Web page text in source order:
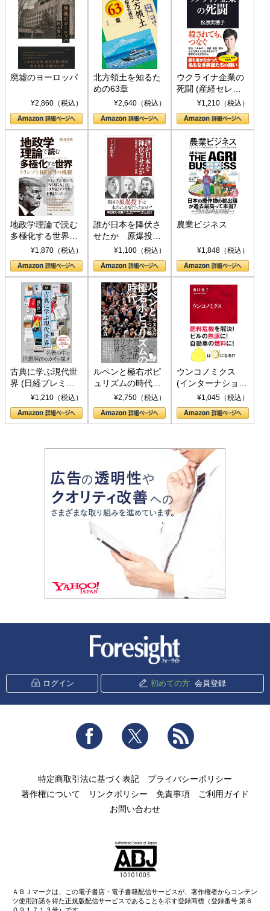
廃墟のヨーロッパ
¥2,860（税込）
北方領土を知るた
めの63章
¥2,640（税込）
ウクライナ企業の
死闘 (産経セレク
ト S 039)¥1,210（税込）
地政学理論で読む
多極化する世界：
トランプとBRICS
の挑戦
¥1,870（税込）
誰が日本を降伏さ
せたか 原爆投
下、ソ連参戦、そ
して聖断 (PHP新
書)
¥1,100（税込）
農業ビジネス
¥1,848（税込）
古典に学ぶ現代世
界 (日経プレミア
シリーズ)¥1,210（税込）
ルペンと極右ポピ
ュリズムの時代：
〈ヤヌス〉の二つ
の顔
¥2,750（税込）
ウンコノミクス
(インターナショナ
ル新書)¥1,045（税込）
ログイン 初めての方 会員登録
Facebook Twitter
特定商取引法に基づく表記
プライバシーポリシー
著作権について
リンクポリシー 免責事項
ご利用ガイド
お問い合わせ
ＡＢＪマークは、この電子書店・電子書籍配信サービスが、著作権者からコンテン
ツ使用許諾を得た正規版配信サービスであることを示す登録商標（登録番号 第６